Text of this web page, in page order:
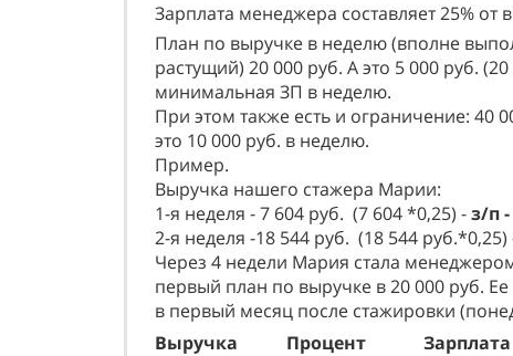
Зарплата менеджера составляет 25% от
План по выручке в неделю (вполне
растущий) 20 000 руб. А это 5 000 руб.
минимальная ЗП в неделю.
При этом также есть и ограничение: 40
это 10 000 руб. в неделю.
Пример.
Выручка нашего стажера Марии:
1-я неделя - 7 604 руб. (7 604 *0,25) -з/п -
2-я неделя -18 544 руб. (18 544 руб.*0,25)
Через 4 недели Мария стала
первый план по выручке в 20 000 руб.
в первый месяц после стажировки
Выручка Процент Зарплата